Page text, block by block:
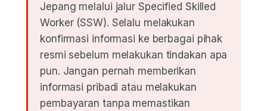
Jepang melalui jalur Specified Skilled
Worker (SSW). Selalu melakukan
konfirmasi informasi ke berbagai pihak
resmi sebelum melakukan tindakan apa
pun. Jangan pernah memberikan
informasi pribadi atau melakukan
pembayaran tanpa memastikan